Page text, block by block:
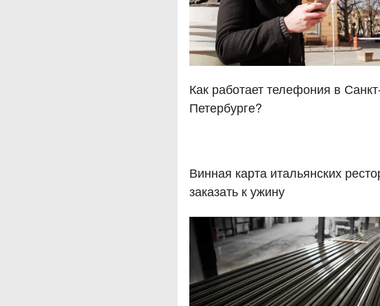
Как работает телефония в
Петербурге?
Винная карта итальянских
заказать к ужину